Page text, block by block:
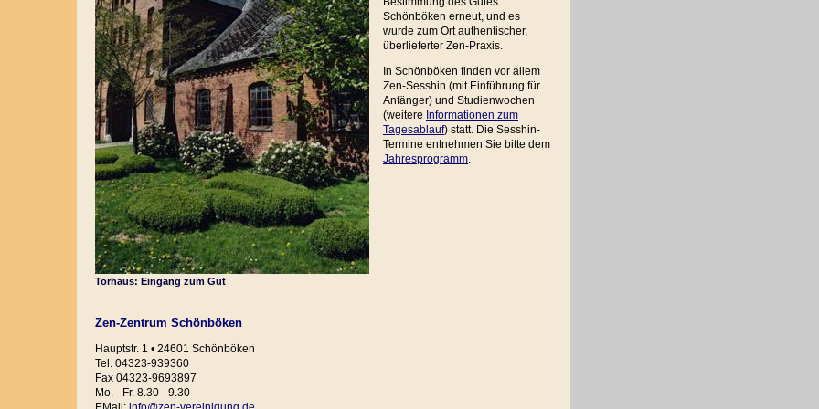
Torhaus: Eingang zum Gut
Schönböken erneut, und es
wurde zum Ort authentischer,
überlieferter Zen-Praxis.
In Schönböken finden vor allem
Zen-Sesshin (mit Einführung für
Anfänger) und Studienwochen
(weitere Informationen zum
Tagesablauf) statt. Die Sesshin-
Termine entnehmen Sie bitte dem
Jahresprogramm.
Zen-Zentrum Schönböken
Hauptstr. 1 • 24601 Schönböken
Tel. 04323-939360
Fax 04323-9693897
Mo. - Fr. 8.30 - 9.30